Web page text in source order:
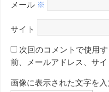
メール ※
サイト
次回のコメントで使用
前、メールアドレス、サイ
画像に表示された文字を